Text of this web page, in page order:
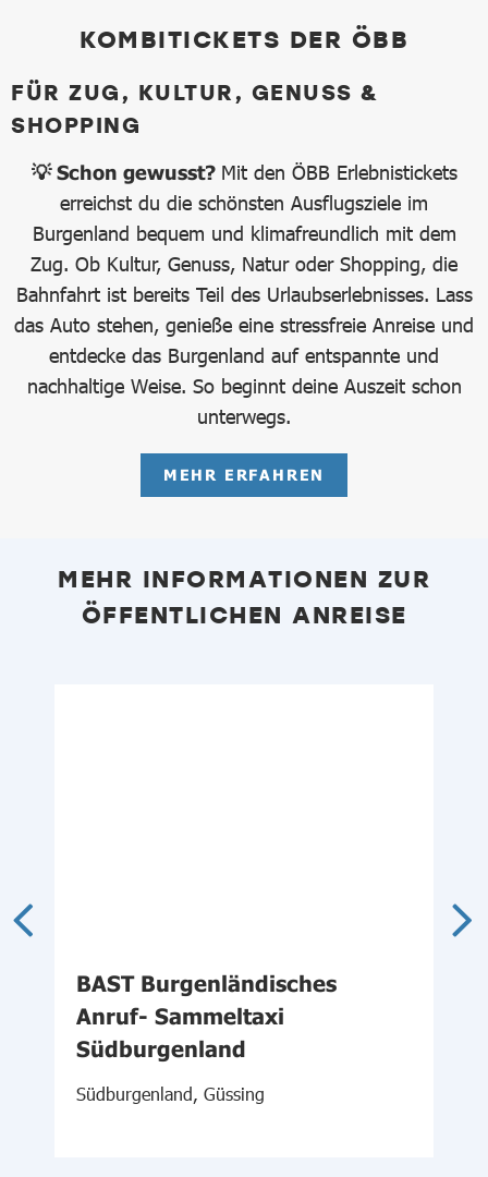
KOMBITICKETS DER ÖBB
FÜR ZUG, KULTUR, GENUSS &
SHOPPING
💡 Schon gewusst? Mit den ÖBB Erlebnistickets
erreichst du die schönsten Ausflugsziele im
Burgenland bequem und klimafreundlich mit dem
Zug. Ob Kultur, Genuss, Natur oder Shopping, die
Bahnfahrt ist bereits Teil des Urlaubserlebnisses. Lass
das Auto stehen, genieße eine stressfreie Anreise und
entdecke das Burgenland auf entspannte und
nachhaltige Weise. So beginnt deine Auszeit schon
unterwegs.
MEHR ERFAHREN
MEHR INFORMATIONEN ZUR
ÖFFENTLICHEN ANREISE
BAST Burgenländisches
Anruf- Sammeltaxi
Südburgenland
Südburgenland, Güssing